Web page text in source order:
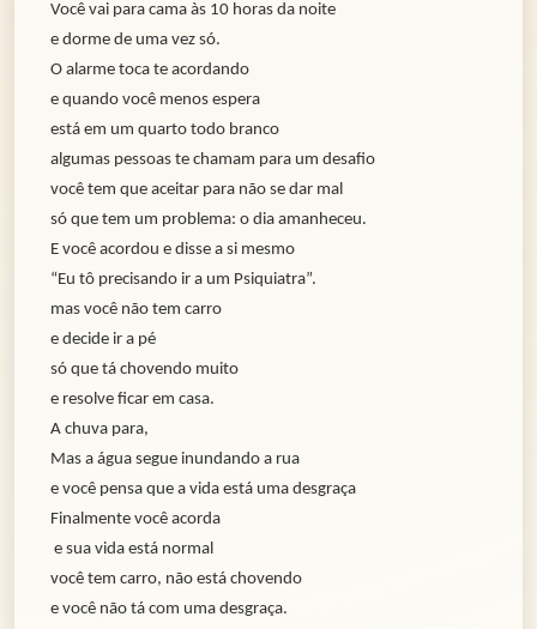
Você vai para cama às 10 horas da noite
e dorme de uma vez só.
O alarme toca te acordando
e quando você menos espera
está em um quarto todo branco
algumas pessoas te chamam para um desafio
você tem que aceitar para não se dar mal
só que tem um problema: o dia amanheceu.
E você acordou e disse a si mesmo
“Eu tô precisando ir a um Psiquiatra”.
mas você não tem carro
e decide ir a pé
só que tá chovendo muito
e resolve ficar em casa.
A chuva para,
Mas a água segue inundando a rua
e você pensa que a vida está uma desgraça
Finalmente você acorda
e sua vida está normal
você tem carro, não está chovendo
e você não tá com uma desgraça.